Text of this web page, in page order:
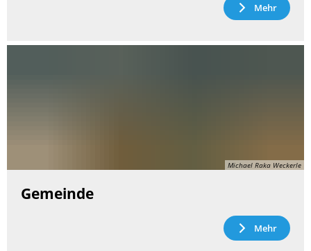
Mehr
Michael Raka Weckerle
Gemeinde
Mehr